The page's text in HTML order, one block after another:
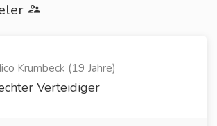
Krumbeck (19 Jahre)
Verteidiger